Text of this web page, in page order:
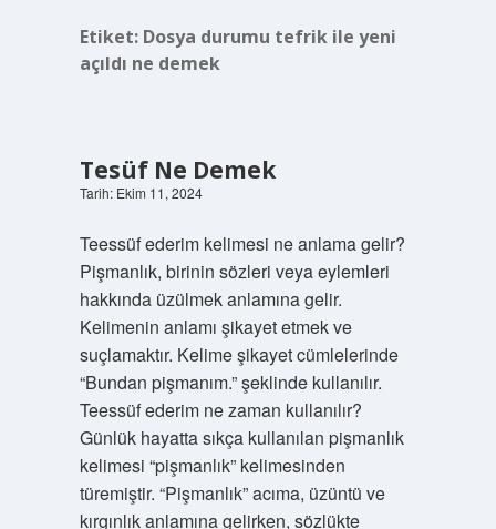
Etiket: Dosya durumu tefrik ile yeni
açıldı ne demek
Tesüf Ne Demek
Tarih: Ekim 11, 2024
Teessüf ederim kelimesi ne anlama gelir?
Pişmanlık, birinin sözleri veya eylemleri
hakkında üzülmek anlamına gelir.
Kelimenin anlamı şikayet etmek ve
suçlamaktır. Kelime şikayet cümlelerinde
“Bundan pişmanım.” şeklinde kullanılır.
Teessüf ederim ne zaman kullanılır?
Günlük hayatta sıkça kullanılan pişmanlık
kelimesi “pişmanlık” kelimesinden
türemiştir. “Pişmanlık” acıma, üzüntü ve
kırgınlık anlamına gelirken, sözlükte